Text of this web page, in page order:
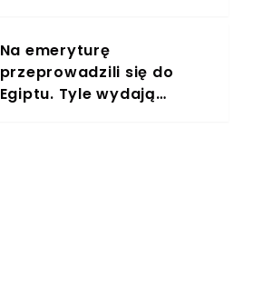
Na emeryturę
przeprowadzili się do
Egiptu. Tyle wydają